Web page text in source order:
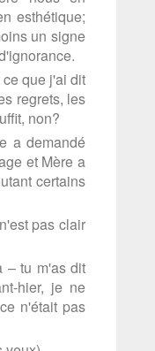
esthétique;
un signe
que j'ai dit
regrets, les
non?
a demandé
et Mère a
certains
pas clair
– tu m'as dit
hier, je ne
n'était pas